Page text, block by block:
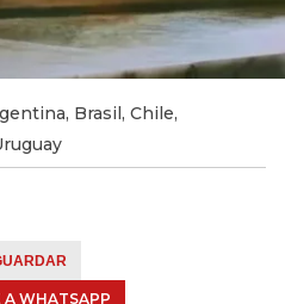
Brasil, Chile,
A WHATSAPP